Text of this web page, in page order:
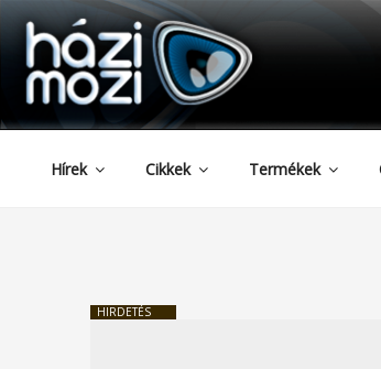
Tartalomhoz
HAZIMOZI
Hírek Cikkek Termékek
HIRDETÉS